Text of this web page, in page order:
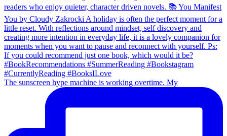
The sunscreen hype machine is working overtime. My